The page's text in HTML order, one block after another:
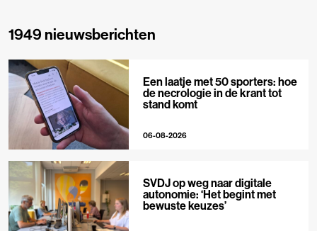
1949 nieuwsberichten
Een laatje met 50 sporters: hoe
de necrologie in de krant tot
stand komt
06-08-2026
SVDJ op weg naar digitale
autonomie: ‘Het begint met
bewuste keuzes’